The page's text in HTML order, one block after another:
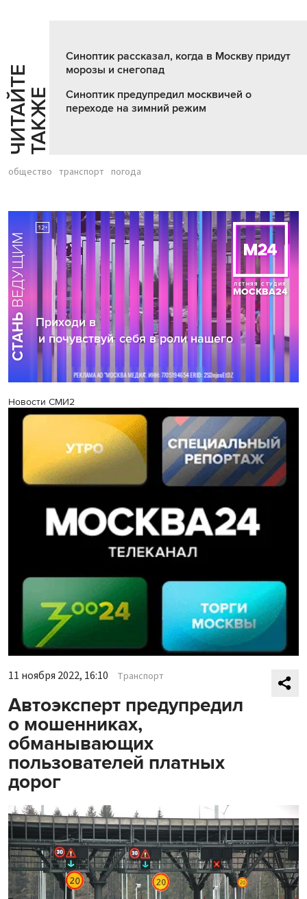
Ч
И
Т
АЙ
Т
Е
Т
А
К
ЖЕ
Синоптик рассказал, когда в Москву придут
морозы и снегопад
Синоптик предупредил москвичей о
переходе на зимний режим
общество транспорт погода
Новости СМИ2
11 ноября 2022, 16:10 Транспорт
Автоэксперт предупредил
о мошенниках,
обманывающих
пользователей платных
дорог